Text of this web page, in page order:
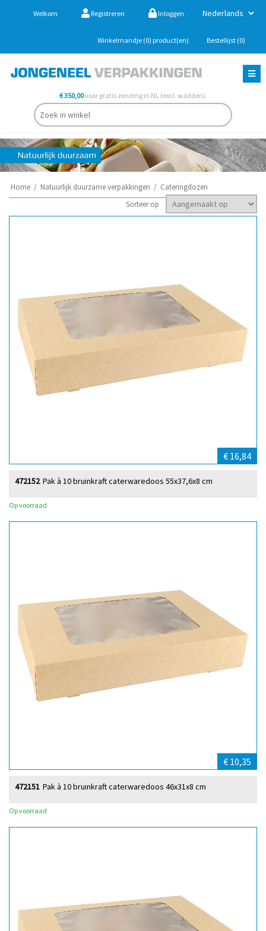
Welkom Registreren Inloggen
Winkelmandje (0) product(en) Bestellijst (0)
€ 350,00voor gratis zending in NL (excl. wadden).
Home / Natuurlijk duurzame verpakkingen / Cateringdozen
Sorteer op
€ 16,84
Pak à 10 bruinkraft caterwaredoos 55x37,6x8 cm
472152
Op voorraad
€ 10,35
Pak à 10 bruinkraft caterwaredoos 46x31x8 cm
472151
Op voorraad